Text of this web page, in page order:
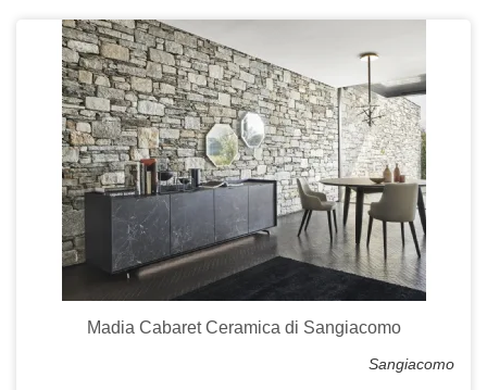
Madia Cabaret Ceramica di Sangiacomo
Sangiacomo